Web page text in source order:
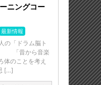
ニングコー
最新情報
の「ドラム脳ト
「昔から音楽
体のことを考え
[…]